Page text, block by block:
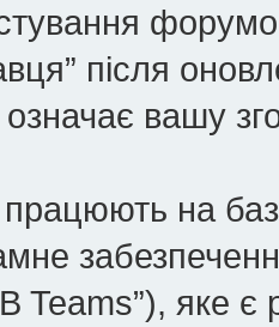
після
вашу
на
Teams”), яке